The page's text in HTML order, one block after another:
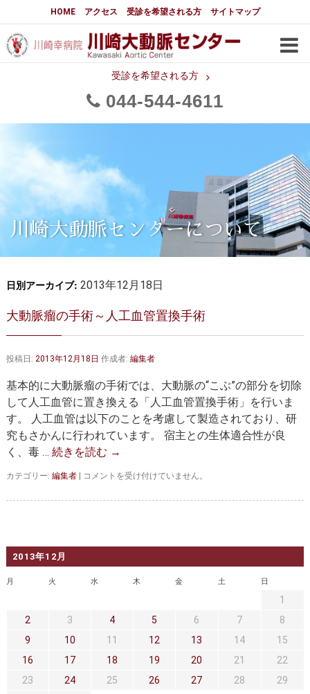
HOME アクセス 受診を希望される方 サイトマップ
受診を希望される方
044 544 4611
大動脈センターについて
はじめに 大動脈センターについて
メディアでの紹介
都道府県別患者マップ 都道府県別紹介病院
大動脈瘤について 基本編
3分でわかる大動脈瘤・大動脈
大動脈瘤
大動脈解離（解離性大動脈瘤）
胸部大動脈瘤の治療
腹部大動脈瘤の治療
大動脈弁・大動脈基部の治療 ステントグラフトによる治療
胸部大動脈瘤 胸腹部大動脈瘤
腹部大動脈瘤 大動脈解離
マルファン症候群
大動脈瘤を指摘されたら？
セカンドオピニオン 治療費について
正しい病院の選び方 アクセス
川崎大動脈センターについて
日別アーカイブ: 2013年12月18日
大動脈瘤の手術～人工血管置換手術
投稿日: 2013年12月18日 作成者: 編集者
基本的に大動脈瘤の手術では、大動脈の“こぶ”の部分を切除
して人工血管に置き換える「人工血管置換手術」を行いま
す。 人工血管は以下のことを考慮して製造されており、研
究もさかんに行われています。 宿主との生体適合性が良
く、毒 … 続きを読む →
カテゴリー: 編集者
大
脈
工
コメントを受け付けていません。
2013年12月
月 火 水 木 金 土 日
1
2
3 4 5 6 7
8
9
10 11 12 13 14
15
16
17 18 19 20 21
22
23
24 25 26 27 28
29